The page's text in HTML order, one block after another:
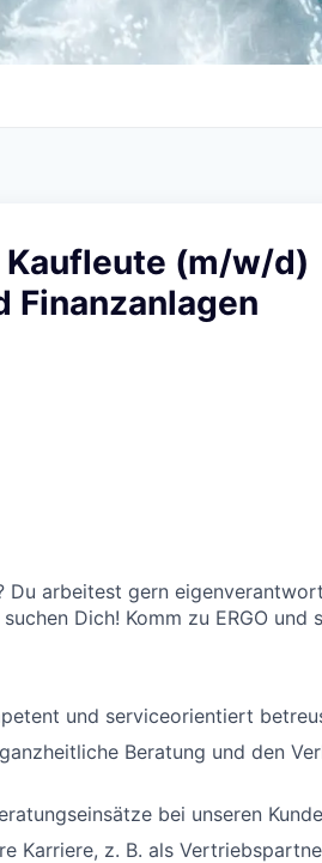
(m/w/d)
Finanzanlagen
Du arbeitest gern
Dich! Komm zu ERGO und
und serviceorientiert
Beratung und den
bei unseren
Karriere, z. B. als